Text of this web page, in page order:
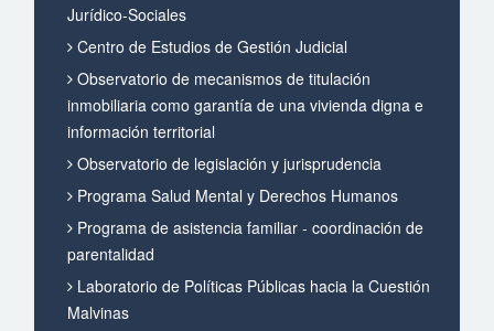
Jurídico-Sociales
Centro de Estudios de Gestión Judicial
Observatorio de mecanismos de titulación
inmobiliaria como garantía de una vivienda digna e
información territorial
Observatorio de legislación y jurisprudencia
Programa Salud Mental y Derechos Humanos
Programa de asistencia familiar - coordinación de
parentalidad
Laboratorio de Políticas Públicas hacia la Cuestión
Malvinas